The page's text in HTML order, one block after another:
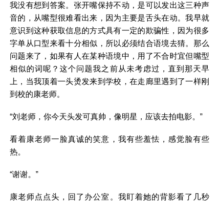
我没有想到答案。张开嘴保持不动，是可以发出这三种声
音的，从嘴型很难看出来，因为主要是舌头在动。我早就
意识到这种获取信息的方式具有一定的欺骗性，因为很多
字单从口型来看十分相似，所以必须结合语境去猜。那么
问题来了，如果有人在某种语境中，用了不合时宜但嘴型
相似的词呢？这个问题我之前从未考虑过，直到那天早
上，当我顶着一头烫发来到学校，在走廊里遇到了一样刚
到校的康老师。
“刘老师，你今天头发可真帅，像明星，应该去拍电影。”
看着康老师一脸真诚的笑意，我有些羞怯，感觉脸有些
热。
“谢谢。”
康老师点点头，回了办公室。我盯着她的背影看了几秒